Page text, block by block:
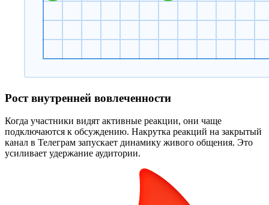
Рост внутренней вовлеченности
Когда участники видят активные реакции, они чаще
подключаются к обсуждению. Накрутка реакций на закрытый
канал в Телеграм запускает динамику живого общения. Это
усиливает удержание аудитории.